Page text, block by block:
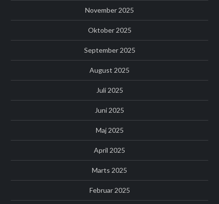
November 2025
Oktober 2025
September 2025
August 2025
Juli 2025
Juni 2025
Maj 2025
April 2025
Marts 2025
Februar 2025